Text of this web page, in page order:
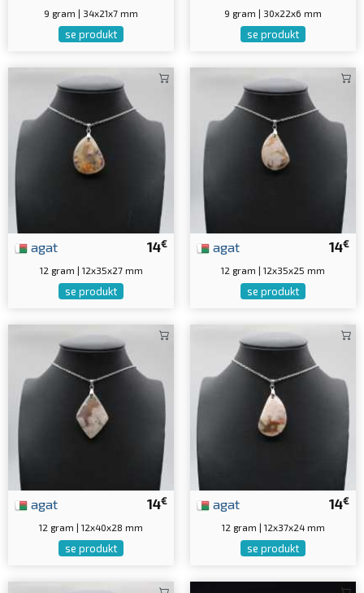
9 gram | 34x21x7 mm
se produkt
9 gram | 30x22x6 mm
se produkt
14€
agat
12 gram | 12x35x27 mm
se produkt
14€
agat
12 gram | 12x35x25 mm
se produkt
14€
agat
12 gram | 12x40x28 mm
se produkt
14€
agat
12 gram | 12x37x24 mm
se produkt